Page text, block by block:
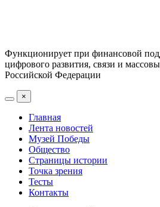
Функционирует при финансовой
цифрового развития, связи и
Российской Федерации
×
Главная
Лента новостей
Музей Победы
Общество
Страницы истории
Точка зрения
Тесты
Контакты